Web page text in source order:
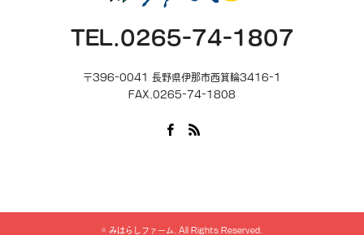
TEL.0265-74-1807
〒396-0041 長野県伊那市西箕輪3416-1
FAX.0265-74-1808
© みはらしファーム . All Rights Reserved.